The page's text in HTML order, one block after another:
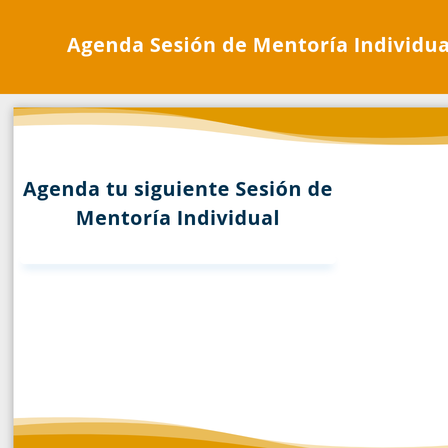
Agenda Sesión de Mentoría
Agenda tu siguiente Sesión de
Mentoría Individual